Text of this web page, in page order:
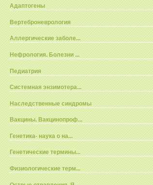
Адаптогены
Вертеброневрология
Аллергические заболе...
Нефрология. Болезни ...
Педиатрия
Системная энзимотера...
Наследственные синдромы
Вакцины. Вакцинопроф...
Генетика- наука о на...
Генетические термины...
Физиологические терм...